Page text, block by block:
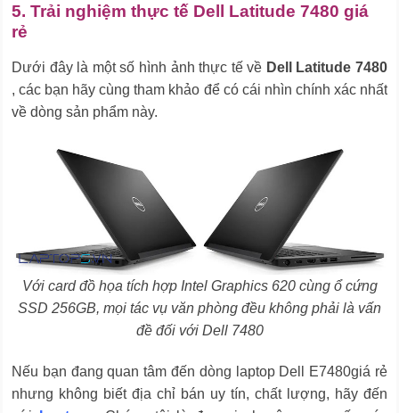
5. Trải nghiệm thực tế Dell Latitude 7480 giá
rẻ
Dưới đây là một số hình ảnh thực tế về Dell Latitude 7480
, các bạn hãy cùng tham khảo để có cái nhìn chính xác nhất
về dòng sản phẩm này.
Với card đồ họa tích hợp Intel Graphics 620 cùng ổ cứng
SSD 256GB, mọi tác vụ văn phòng đều không phải là vấn
đề đối với Dell 7480
Nếu bạn đang quan tâm đến dòng laptop Dell E7480giá rẻ
nhưng không biết địa chỉ bán uy tín, chất lượng, hãy đến